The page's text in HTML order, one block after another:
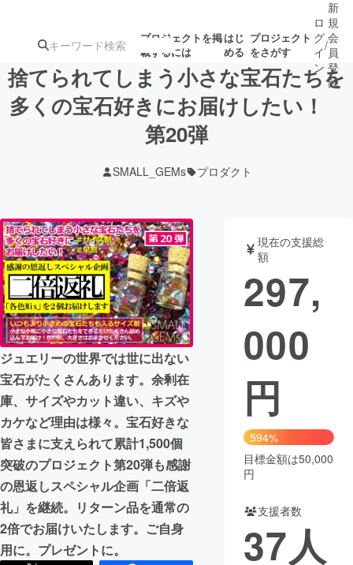
プロジェクトを掲
載するには
はじ
める
プロジェクト
をさがす
注目の新着プロ募集終了が近いプ
テクノロジー・ガジェット
映像・映画 書籍・雑誌
ビジネス・起業 チャレンジ
まちづくり・地域活性化
CAMPFIRE for Social Good
CAMPFIRE Creation
CAMPFIREふるさと納税machi-ya コミュニティ
ロ
グ
イ
ン
/
新
規
会
員
登
録
捨てられてしまう小さな宝石たちを
多くの宝石好きにお届けしたい！
第20弾
SMALL_GEMs プロダクト
ジュエリーの世界では世に出ない
宝石がたくさんあります。余剰在
庫、サイズやカット違い、キズや
カケなど理由は様々。宝石好きな
皆さまに支えられて累計1,500個
突破のプロジェクト第20弾も感謝
の恩返しスペシャル企画「二倍返
礼」を継続。リターン品を通常の
2倍でお届けいたします。ご自身
用に。プレゼントに。
現在の支援総
額
297,
000
円
594%
目標金額は50,000
円
支援者数
37人